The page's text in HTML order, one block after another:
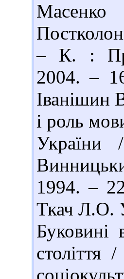
– К. :
2004. –
Іванішин
і роль
України
1994. –
Ткач Л.О.